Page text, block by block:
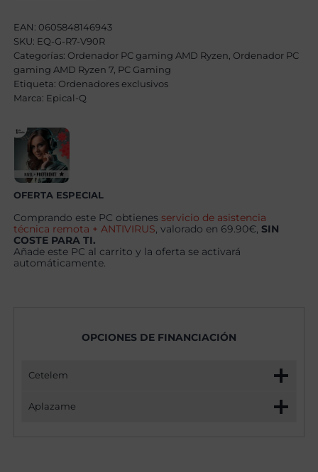
Ryzen
7
7800X3D,
32GB,
1TB
SSD
NVME,
RTX
Windows
11
Pro
cantidad
EAN: 0605848146943
SKU: EQ-G-R7-V90R
Categorías: Ordenador PC gaming AMD Ryzen Ordenador PC
gaming AMD Ryzen 7 PC Gaming
Etiqueta: Ordenadores exclusivos
Marca: Epical-Q
OFERTA ESPECIAL
Comprando este PC obtienes servicio de asistencia
técnica remota + ANTIVIRUS , valorado en 69.90€,SIN
COSTE PARA TI.
Añade este PC al carrito y la oferta se activará
automáticamente.
OPCIONES DE FINANCIACIÓN
Cetelem
Aplazame